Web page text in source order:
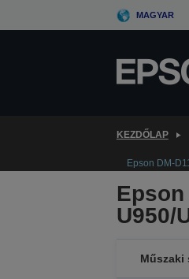
to
MAGYAR
KEZDŐLAP
Epson DM-
U950/
Műszaki